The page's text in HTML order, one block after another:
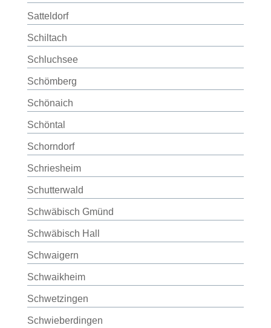
Satteldorf
Schiltach
Schluchsee
Schömberg
Schönaich
Schöntal
Schorndorf
Schriesheim
Schutterwald
Schwäbisch Gmünd
Schwäbisch Hall
Schwaigern
Schwaikheim
Schwetzingen
Schwieberdingen